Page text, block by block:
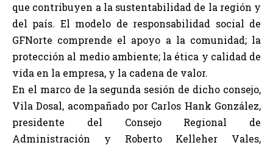
que contribuyen a la sustentabilidad de la región y
del país. El modelo de responsabilidad social de
GFNorte comprende el apoyo a la comunidad; la
protección al medio ambiente; la ética y calidad de
vida en la empresa, y la cadena de valor.
En el marco de la segunda sesión de dicho consejo,
Vila Dosal, acompañado por Carlos Hank González,
presidente del Consejo Regional de
Administración y Roberto Kelleher Vales,